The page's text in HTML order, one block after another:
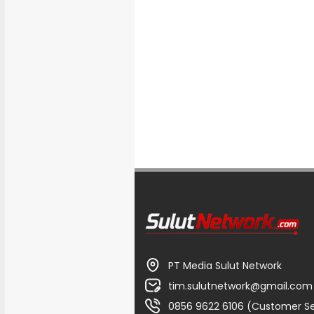
PT Media Sulut Network
tim.sulutnetwork@gmail.com
0856 9622 6106 (Customer